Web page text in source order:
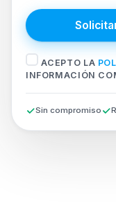
ACEPTO LA
INFORMACIÓN
Sin compromiso